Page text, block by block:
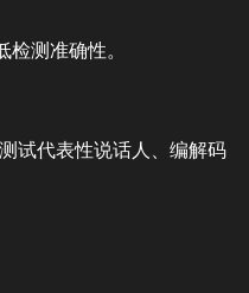
测准确性。
试代表性说话人、编解码